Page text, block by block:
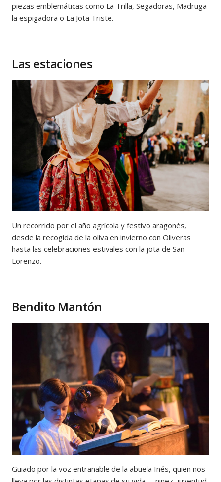
piezas emblemáticas como La Trilla, Segadoras, Madruga
la espigadora o La Jota Triste.
Las estaciones
Un recorrido por el año agrícola y festivo aragonés,
desde la recogida de la oliva en invierno con Oliveras
hasta las celebraciones estivales con la jota de San
Lorenzo.
Bendito Mantón
Guiado por la voz entrañable de la abuela Inés, quien nos